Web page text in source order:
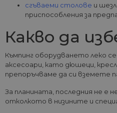
сгъваеми столове и
приспособления за
Какво да
Къмпинг оборудването леко
аксесоари, като дюшеци,
препоръчваме да си вземете
За планината, последния не
отколкото в низините и